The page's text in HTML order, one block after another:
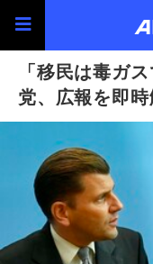
「移民は毒ガ
党、広報を即